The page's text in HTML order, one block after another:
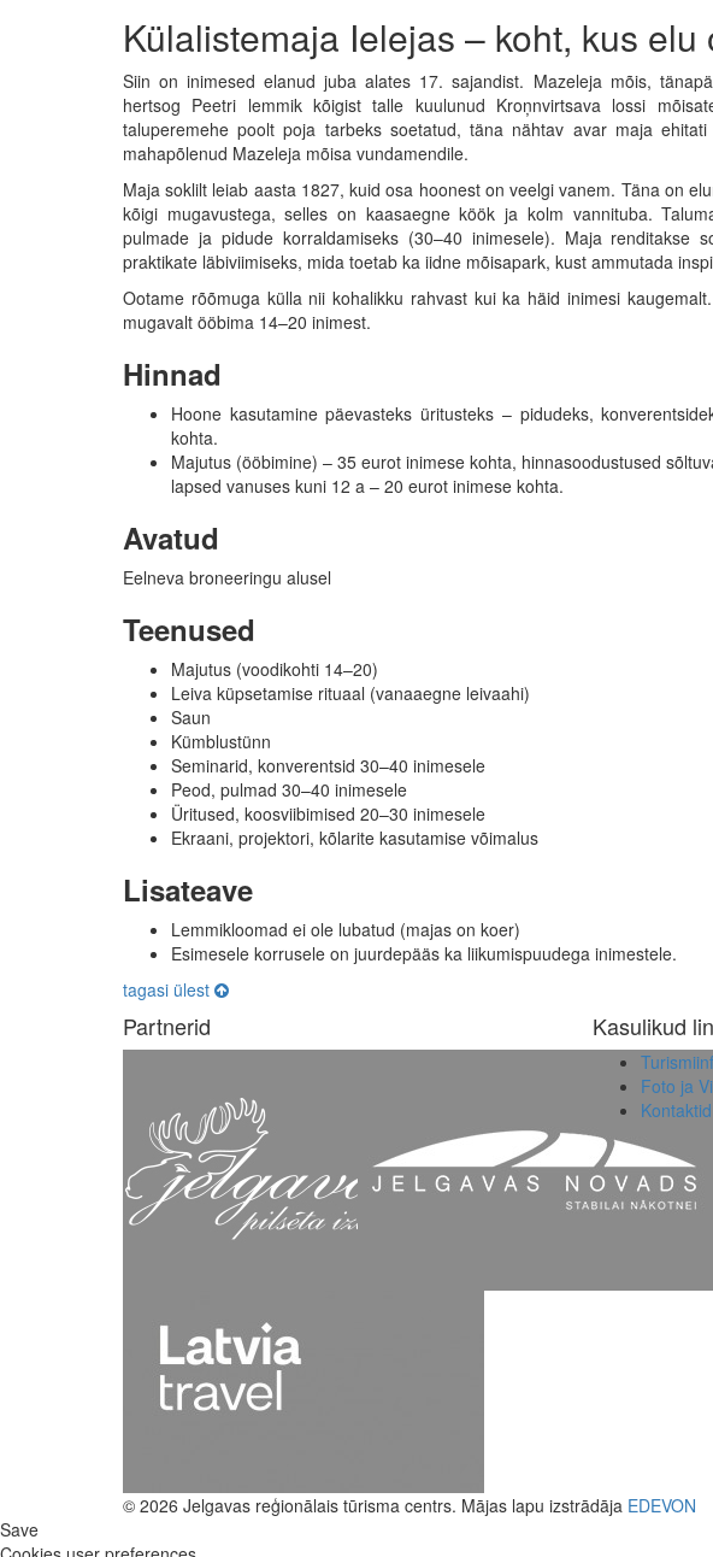
Külalistemaja Ielejas – koht, kus elu
Siin on inimesed elanud juba alates 17. sajandist. Mazeleja mõis,
hertsog Peetri lemmik kõigist talle kuulunud Kroņnvirtsava lossi
taluperemehe poolt poja tarbeks soetatud, täna nähtav avar maja
mahapõlenud Mazeleja mõisa vundamendile.
Maja soklilt leiab aasta 1827, kuid osa hoonest on veelgi vanem. Täna on
kõigi mugavustega, selles on kaasaegne köök ja kolm vannituba.
pulmade ja pidude korraldamiseks (30–40 inimesele). Maja renditakse
praktikate läbiviimiseks, mida toetab ka iidne mõisapark, kust ammutada
Ootame rõõmuga külla nii kohalikku rahvast kui ka häid inimesi
mugavalt ööbima 14–20 inimest.
Hinnad
Hoone kasutamine päevasteks üritusteks – pidudeks,
kohta.
Majutus (ööbimine) – 35 eurot inimese kohta, hinnasoodustused
lapsed vanuses kuni 12 a – 20 eurot inimese kohta.
Avatud
Eelneva broneeringu alusel
Teenused
Majutus (voodikohti 14–20)
Leiva küpsetamise rituaal (vanaaegne leivaahi)
Saun
Kümblustünn
Seminarid, konverentsid 30–40 inimesele
Peod, pulmad 30–40 inimesele
Üritused, koosviibimised 20–30 inimesele
Ekraani, projektori, kõlarite kasutamise võimalus
Lisateave
Lemmikloomad ei ole lubatud (majas on koer)
Esimesele korrusele on juurdepääs ka liikumispuudega inimestele.
tagasi ülest
Partnerid Kasulikud
Foto ja
Kontaktid
© 2026 Jelgavas reģionālais tūrisma centrs. Mājas lapu izstrādāja EDEVON
Save